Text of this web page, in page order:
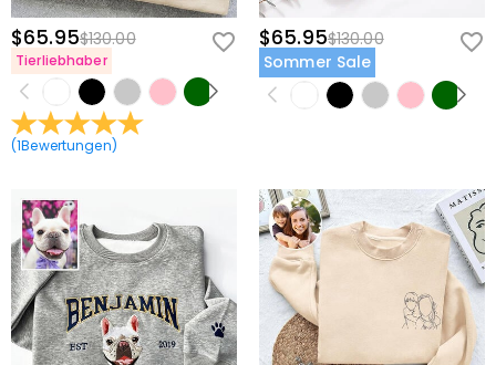
$65.95$130.00
Tierliebhaber
(1Bewertungen)
$65.95$130.00
Sommer Sale